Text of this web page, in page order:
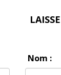
Nom :